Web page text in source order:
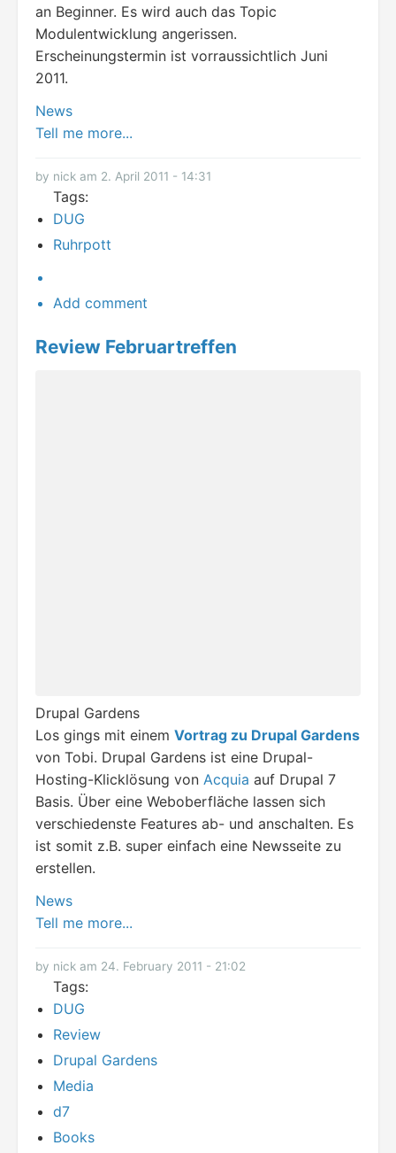
an Beginner. Es wird auch das Topic
Modulentwicklung angerissen.
Erscheinungstermin ist vorraussichtlich Juni
2011.
News
Tell me more...
by nick am 2. April 2011 - 14:31
Tags:
DUG
Ruhrpott
Add comment
Review Februartreffen
Drupal Gardens
Los gings mit einem Vortrag zu Drupal Gardens
von Tobi. Drupal Gardens ist eine Drupal-
Hosting-Klicklösung von Acquia auf Drupal 7
Basis. Über eine Weboberfläche lassen sich
verschiedenste Features ab- und anschalten. Es
ist somit z.B. super einfach eine Newsseite zu
erstellen.
News
Tell me more...
by nick am 24. February 2011 - 21:02
Tags:
DUG
Review
Drupal Gardens
Media
d7
Books